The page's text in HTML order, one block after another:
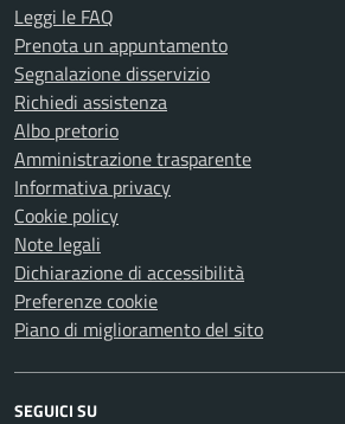
Leggi le FAQ
Prenota un appuntamento
Segnalazione disservizio
Richiedi assistenza
Albo pretorio
Amministrazione trasparente
Informativa privacy
Cookie policy
Note legali
Dichiarazione di accessibilità
Preferenze cookie
Piano di miglioramento del sito
SEGUICI SU